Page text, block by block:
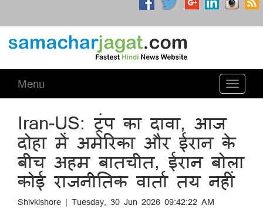
Toggle
Menu
Iran-US: ट्रंप का दावा, आज
दोहा में अमेरिका और ईरान के
बीच अहम बातचीत, ईरान बोला
कोई राजनीतिक वार्ता तय नहीं
Shivkishore | Tuesday, 30 Jun 2026 09:42:22 AM